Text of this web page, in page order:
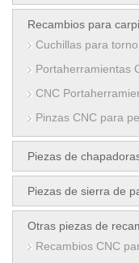
Recambios para
Cuchillas para
Portaherramientas
CNC
Pinzas CNC para
Piezas de
Piezas de sierra de
Otras piezas de
Recambios CNC